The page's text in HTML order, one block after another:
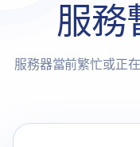
服務
服務器當前繁忙或正